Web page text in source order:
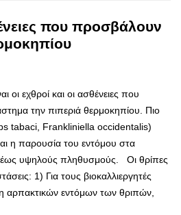
που προσβάλουν
οι εχθροί και οι ασθένειες που
την πιπεριά θερμοκηπίου. Πιο
tabaci, Frankliniella occidentalis)
η παρουσία του εντόμου στα
έως υψηλούς πληθυσμούς. Οι θρίπες
1) Για τους βιοκαλλιεργητές
αρπακτικών εντόμων των θριπών,